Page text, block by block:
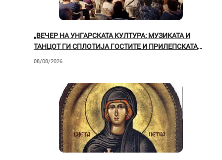
„ВЕЧЕР НА УНГАРСКАТА КУЛТУРА: МУЗИКАТА И
ТАНЦОТ ГИ СПЛОТИЈА ГОСТИТЕ И ПРИЛЕПСКАТА
08/08/2026